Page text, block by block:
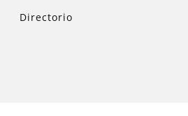
Directorio